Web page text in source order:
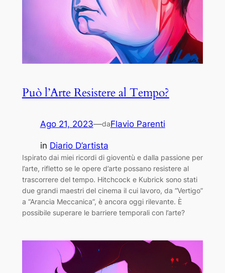
Può l’Arte Resistere al Tempo?
Ago 21, 2023—daFlavio Parenti
in Diario D’artista
Ispirato dai miei ricordi di gioventù e dalla passione per
l’arte, rifletto se le opere d’arte possano resistere al
trascorrere del tempo. Hitchcock e Kubrick sono stati
due grandi maestri del cinema il cui lavoro, da “Vertigo”
a “Arancia Meccanica”, è ancora oggi rilevante. È
possibile superare le barriere temporali con l’arte?